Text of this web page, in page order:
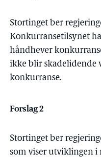
Stortinget ber
Konkurransetilsynet
håndhever
ikke blir skadelidende
konkurranse.
Forslag 2
Stortinget ber
som viser utviklingen i